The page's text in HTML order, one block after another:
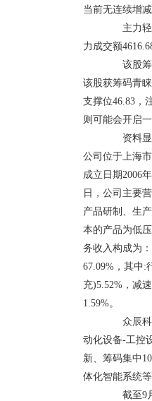
当前无连续增
主力轻
力成交额
该股筹
该股获筹码青
支撑位46.83，
则可能会开启
资料显
公司位于上海
成立日期2006
日，公司主要
产品研制、生
本的产品为低
务收入构成为
67.09%，其中:
充)5.52%，减
1.59%。
众辰科
动化设备-工控
新、筹码集中
体化智能系统等
截至9月